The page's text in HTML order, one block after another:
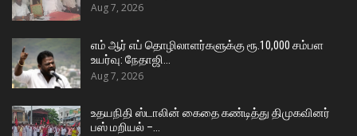
Aug 7, 2026
எம் ஆர் எப் தொழிலாளர்களுக்கு ரூ.10,000 சம்பள
உயர்வு: நேதாஜி…
Aug 7, 2026
உதயநிதி ஸ்டாலின் கைதை கண்டித்து திமுகவினர்
பஸ் மறியல் –…